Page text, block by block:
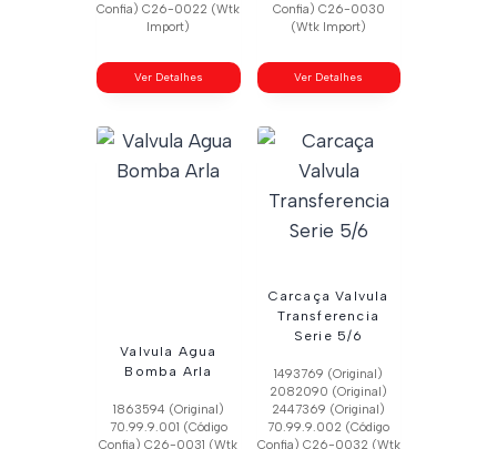
Confia) C26-0022 (Wtk
Import)
Ver Detalhes
Confia) C26-0030
(Wtk Import)
Ver Detalhes
Valvula Agua
Bomba Arla
1863594 (Original)
70.99.9.001 (Código
Confia) C26-0031 (Wtk
Carcaça Valvula
Transferencia
Serie 5/6
1493769 (Original)
2082090 (Original)
2447369 (Original)
70.99.9.002 (Código
Confia) C26-0032 (Wtk